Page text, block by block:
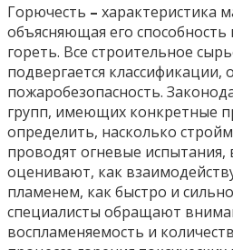
Горючесть – характеристика
объясняющая его способность
гореть. Все строительное
подвергается
пожаробезопасность.
групп, имеющих конкретные
определить, насколько
проводят огневые испытания,
оценивают, как
пламенем, как быстро и
специалисты обращают
воспламеняемость и